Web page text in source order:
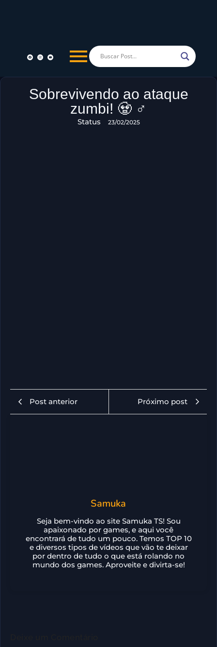
Sobrevivendo ao ataque
zumbi! 🧟 ♂️
Status 23/02/2025
Post anterior Próximo post
Samuka
Seja bem-vindo ao site Samuka TS! Sou
apaixonado por games, e aqui você
encontrará de tudo um pouco. Temos TOP 10
e diversos tipos de vídeos que vão te deixar
por dentro de tudo o que está rolando no
mundo dos games. Aproveite e divirta-se!